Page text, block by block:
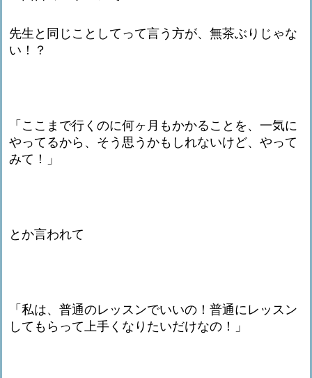
先生と同じことしてって言う方が、無茶ぶりじゃな
い！？
「ここまで行くのに何ヶ月もかかることを、一気に
やってるから、そう思うかもしれないけど、やって
みて！」
とか言われて
「私は、普通のレッスンでいいの！普通にレッスン
してもらって上手くなりたいだけなの！」